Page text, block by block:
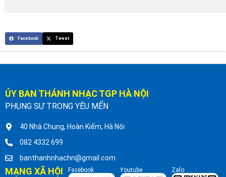
Facebook Tweet
ỦY BAN THÁNH NHẠC TGP HÀ NỘI
PHỤNG SỰ TRONG YÊU MẾN
40 Nhà Chung, Hoàn Kiếm, Hà Nội
082 4332 699
banthanhnhachn@gmail.com
MẠNG XÃ HỘI
Facebook Youtube Zalo